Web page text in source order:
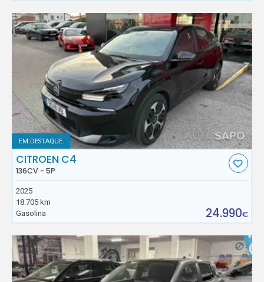
EM DESTAQUE
CITROEN C4
136CV - 5P
2025
18.705 km
Gasolina
24.990€